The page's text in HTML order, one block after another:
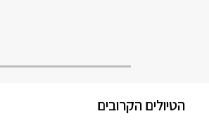
הטיולים הקרובים